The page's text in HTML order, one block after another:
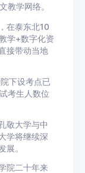
教学网络。
在泰东北10
学+数字化资
接带动当地
下设考点已
考生人数位
敬大学与中
学将继续深
展。
院二十年来